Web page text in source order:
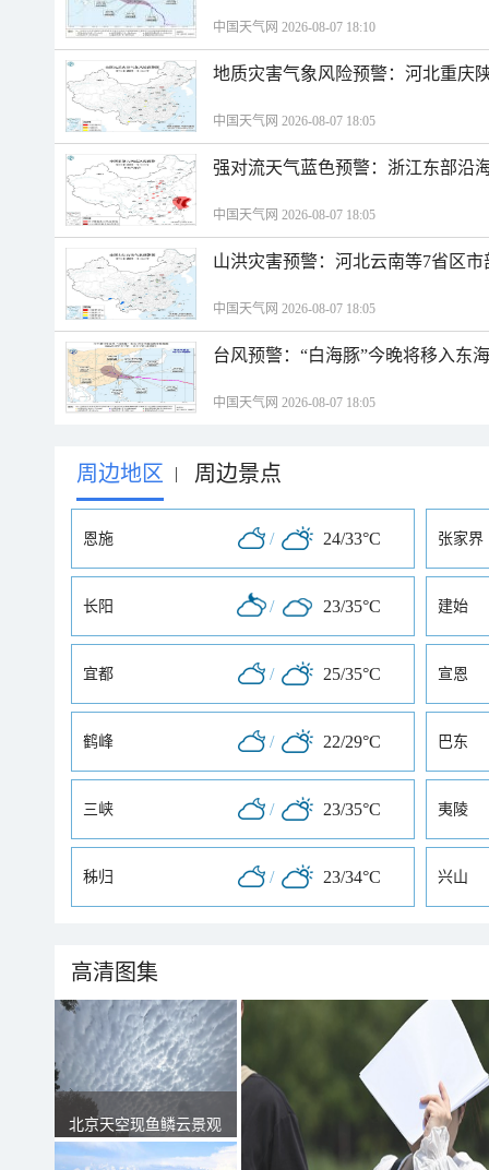
中国天气网 2026-08-07 18:10
地质灾害气象风险预警：河北重庆
中国天气网 2026-08-07 18:05
强对流天气蓝色预警：浙江东部沿
中国天气网 2026-08-07 18:05
山洪灾害预警：河北云南等7省区
中国天气网 2026-08-07 18:05
台风预警：“白海豚”今晚将移入东
中国天气网 2026-08-07 18:05
周边地区 | 周边景点
恩施 / 24/33°C 张家界
长阳 / 23/35°C 建始
宜都 / 25/35°C 宣恩
鹤峰 / 22/29°C 巴东
三峡 / 23/35°C 夷陵
秭归 / 23/34°C 兴山
高清图集
北京天空现鱼鳞云景观